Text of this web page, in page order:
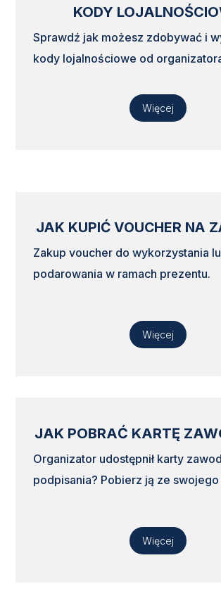
KODY
Sprawdź jak możesz zdobywać i
kody lojalnościowe od
Więcej
JAK KUPIĆ VOUCHER NA
Zakup voucher do wykorzystania
podarowania w ramach prezentu.
Więcej
JAK POBRAĆ KARTĘ
Organizator udostępnił karty
podpisania? Pobierz ją ze swojego
Więcej